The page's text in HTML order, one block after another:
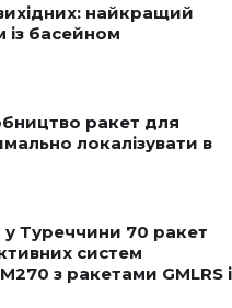
найкращий
із басейном
ракет для
локалізувати в
у Туреччини 70 ракет
систем
з ракетами GMLRS і